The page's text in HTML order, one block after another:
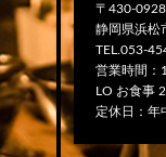
〒430-0928
静岡県浜松
TEL.053-
営業時間：
LO お食事
定休日：年